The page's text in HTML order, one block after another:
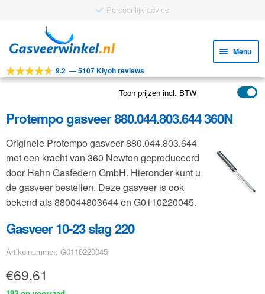
Persoonlijk advies
door
navigatie
naar
inhoud
Menu
Tools
Toepassingen
Klantenservice
FAQ
9.2 —5107 Kiyoh reviews
Toon prijzen incl. BTW
Protempo gasveer 880.044.803.644 360N
Originele Protempo gasveer 880.044.803.644
met een kracht van 360 Newton geproduceerd
door Hahn Gasfedern GmbH. Hieronder kunt u
de gasveer bestellen. Deze gasveer is ook
bekend als 880044803644 en G0110220045.
Gasveer 10-23 slag 220
Artikelnummer: G0110220045
€69,61